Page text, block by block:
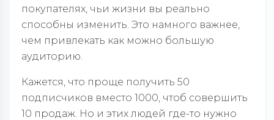
покупателях, чьи жизни вы реально
способны изменить. Это намного важнее,
чем привлекать как можно большую
аудиторию.
Кажется, что проще получить 50
подписчиков вместо 1000, чтоб совершить
10 продаж. Но и этих людей где-то нужно